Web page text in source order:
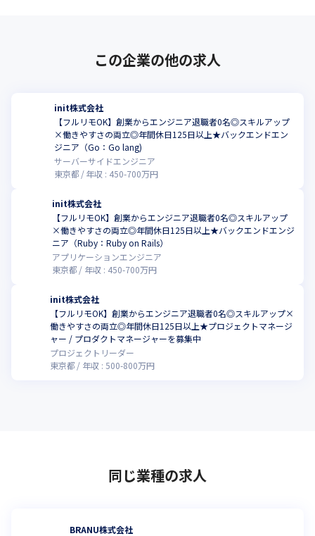
この企業の他の求人
init株式会社
【フルリモOK】創業からエンジニア退職者0名◎スキルアップ
×働きやすさの両立◎年間休日125日以上★バックエンドエン
ジニア（Go：Go lang)
サーバーサイドエンジニア
東京都
年収 : 450-700万円
init株式会社
【フルリモOK】創業からエンジニア退職者0名◎スキルアップ
×働きやすさの両立◎年間休日125日以上★バックエンドエンジ
ニア（Ruby：Ruby on Rails）
アプリケーションエンジニア
東京都
年収 : 450-700万円
init株式会社
【フルリモOK】創業からエンジニア退職者0名◎スキルアップ×
働きやすさの両立◎年間休日125日以上★プロジェクトマネージ
ャー / プロダクトマネージャーを募集中
プロジェクトリーダー
東京都
年収 : 500-800万円
同じ業種の求人
BRANU株式会社